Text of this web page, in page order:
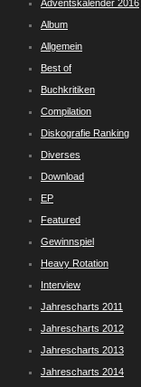
Adventskalender 2016
Album
Allgemein
Best of
Buchkritiken
Compilation
Diskografie Ranking
Diverses
Download
EP
Featured
Gewinnspiel
Heavy Rotation
Interview
Jahrescharts 2011
Jahrescharts 2012
Jahrescharts 2013
Jahrescharts 2014